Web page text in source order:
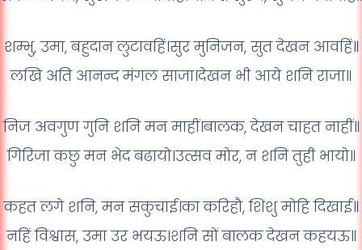
शम्भु, उमा, बहुदान लुटावहिं।सुर मुनिजन, सुत देखन आवहिं॥
लखि अति आनन्द मंगल साजा।देखन भी आये शनि राजा॥
निज अवगुण गुनि शनि मन माहीं।बालक, देखन चाहत नाहीं॥
गिरिजा कछु मन भेद बढायो।उत्सव मोर, न शनि तुही भायो॥
कहत लगे शनि, मन सकुचाई।का करिहौ, शिशु मोहि दिखाई॥
नहिं विश्वास, उमा उर भयऊ।शनि सों बालक देखन कहयऊ॥